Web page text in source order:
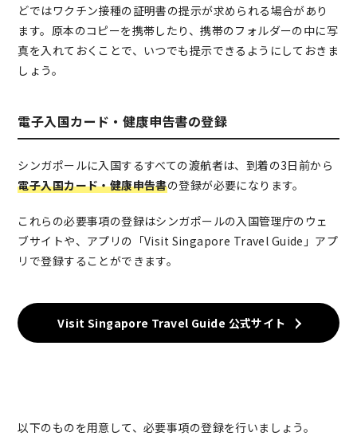
どではワクチン接種の証明書の提示が求められる場合があり
ます。原本のコピーを携帯したり、携帯のフォルダーの中に写
真を入れておくことで、いつでも提示できるようにしておきま
しょう。
電子入国カード・健康申告書の登録
シンガポールに入国するすべての渡航者は、到着の3日前から
電子入国カード・健康申告書の登録が必要になります。
これらの必要事項の登録はシンガポールの入国管理庁のウェ
ブサイトや、アプリの「Visit Singapore Travel Guide」アプ
リで登録することができます。
Visit Singapore Travel Guide 公式サイト
以下のものを用意して、必要事項の登録を行いましょう。